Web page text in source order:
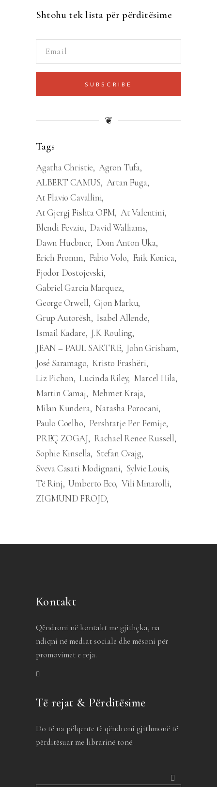
Shtohu tek lista për përditësime
SUBSCRIBE
❦
Tags
Agatha Christie Agron Tufa
ALBERT CAMUS Artan Fuga
At Flavio Cavallini
At Gjergj Fishta OFM At Valentini
Blendi Fevziu David Walliams
Dawn Huebner Dom Anton Uka
Erich Fromm
Fabio Volo
Faik Konica
Fjodor Dostojevski
Gabriel Garcia Marquez
George Orwell Gjon Marku
Grup Autorësh Isabel Allende
Ismail Kadare J.K Rouling
JEAN – PAUL SARTRE John Grisham
José Saramago Kristo Frashëri
Liz Pichon Lucinda Riley Marcel Hila
Martin Camaj
Mehmet Kraja
Milan Kundera Natasha Porocani
Paulo Coelho
Pershtatje Per Femije
PREÇ ZOGAJ
Rachael Renee Russell
Sophie Kinsella Stefan Cvajg
Sveva Casati Modignani
Sylvie Louis
Të Rinj Umberto Eco Vili Minarolli
ZIGMUND FROJD
Kontakt
Qëndroni në kontakt me gjithçka, na
ndiqni në mediat sociale dhe mësoni për
promovimet e reja.
Të rejat & Përditësime
Do të na pëlqente të qëndroni gjithmonë të
përditësuar me librarinë tonë.